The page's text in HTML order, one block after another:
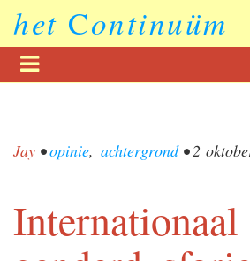
het Continuüm
Jay •opinie, achtergrond•2
Internationaal